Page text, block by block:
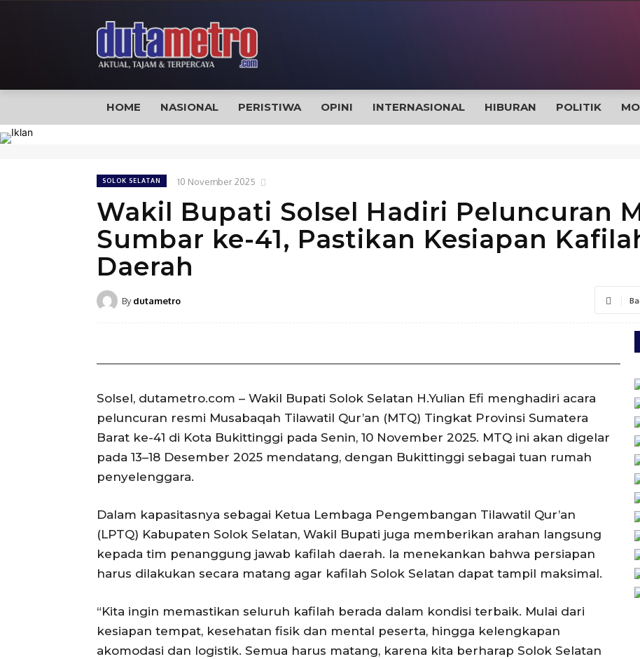
HOME NASIONAL PERISTIWA OPINI INTERNASIONAL HIBURAN POLITIK
SOLOK SELATAN 10 November 2025
Wakil Bupati Solsel Hadiri Peluncuran
Sumbar ke-41, Pastikan Kesiapan
Daerah
By dutametro
Solsel, dutametro.com – Wakil Bupati Solok Selatan H.Yulian Efi menghadiri acara
peluncuran resmi Musabaqah Tilawatil Qur’an (MTQ) Tingkat Provinsi Sumatera
Barat ke-41 di Kota Bukittinggi pada Senin, 10 November 2025. MTQ ini akan digelar
pada 13–18 Desember 2025 mendatang, dengan Bukittinggi sebagai tuan rumah
penyelenggara.
Dalam kapasitasnya sebagai Ketua Lembaga Pengembangan Tilawatil Qur’an
(LPTQ) Kabupaten Solok Selatan, Wakil Bupati juga memberikan arahan langsung
kepada tim penanggung jawab kafilah daerah. Ia menekankan bahwa persiapan
harus dilakukan secara matang agar kafilah Solok Selatan dapat tampil maksimal.
“Kita ingin memastikan seluruh kafilah berada dalam kondisi terbaik. Mulai dari
kesiapan tempat, kesehatan fisik dan mental peserta, hingga kelengkapan
akomodasi dan logistik. Semua harus matang, karena kita berharap Solok Selatan